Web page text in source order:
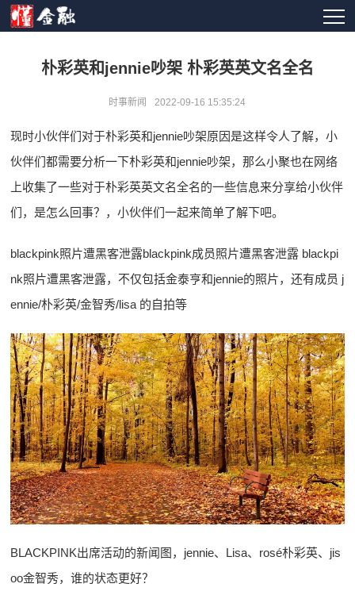
朴彩英和jennie吵架 朴彩英英文名全名
时事新闻 2022-09-16 15:35:24
现时小伙伴们对于朴彩英和jennie吵架原因是这样令人了解，小
伙伴们都需要分析一下朴彩英和jennie吵架，那么小聚也在网络
上收集了一些对于朴彩英英文名全名的一些信息来分享给小伙伴
们，是怎么回事？，小伙伴们一起来简单了解下吧。
blackpink照片遭黑客泄露blackpink成员照片遭黑客泄露 blackpi
nk照片遭黑客泄露，不仅包括金泰亨和jennie的照片，还有成员 j
ennie/朴彩英/金智秀/lisa 的自拍等
BLACKPINK出席活动的新闻图，jennie、Lisa、rosé朴彩英、jis
oo金智秀，谁的状态更好？